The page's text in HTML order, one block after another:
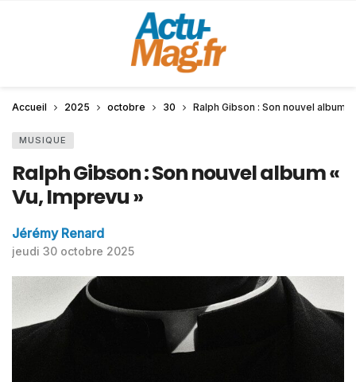
Accueil 2025 octobre 30 Ralph Gibson : Son nouvel album
MUSIQUE
Ralph Gibson : Son nouvel album «
Vu, Imprevu »
Jérémy Renard
jeudi 30 octobre 2025